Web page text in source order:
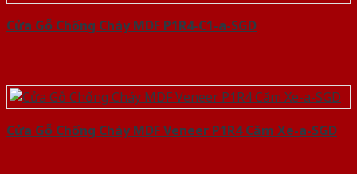
Cửa Gỗ Chống Cháy MDF P1R4-C1-a-SGD
Cửa Gỗ Chống Cháy MDF Veneer P1R4 Căm Xe-a-SGD